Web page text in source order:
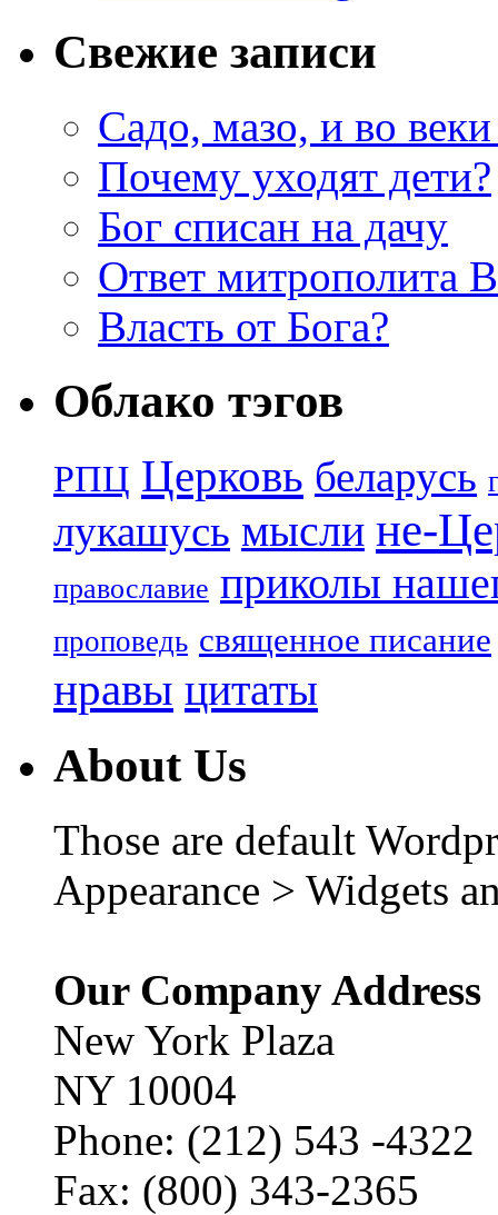
Свежие записи
Садо, мазо, и во веки
Почему уходят дети?
Бог списан на дачу
Ответ митрополита
Власть от Бога?
Облако тэгов
РПЦ Церковь беларусь
лукашусь мысли не-
православие приколы
проповедь священное писание
нравы цитаты
About Us
Those are default
Appearance > Widgets
Our Company Address
New York Plaza
NY 10004
Phone: (212) 543 -4322
Fax: (800) 343-2365